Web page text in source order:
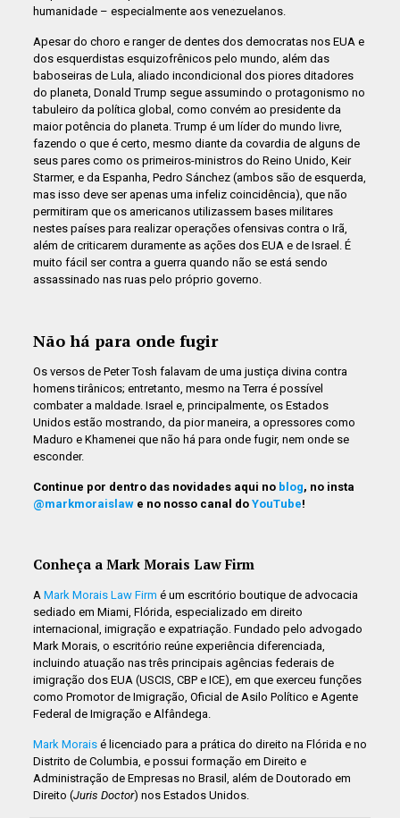
humanidade – especialmente aos venezuelanos.
Apesar do choro e ranger de dentes dos democratas nos EUA e
dos esquerdistas esquizofrênicos pelo mundo, além das
baboseiras de Lula, aliado incondicional dos piores ditadores
do planeta, Donald Trump segue assumindo o protagonismo no
tabuleiro da política global, como convém ao presidente da
maior potência do planeta. Trump é um líder do mundo livre,
fazendo o que é certo, mesmo diante da covardia de alguns de
seus pares como os primeiros-ministros do Reino Unido, Keir
Starmer, e da Espanha, Pedro Sánchez (ambos são de esquerda,
mas isso deve ser apenas uma infeliz coincidência), que não
permitiram que os americanos utilizassem bases militares
nestes países para realizar operações ofensivas contra o Irã,
além de criticarem duramente as ações dos EUA e de Israel. É
muito fácil ser contra a guerra quando não se está sendo
assassinado nas ruas pelo próprio governo.
Não há para onde fugir
Os versos de Peter Tosh falavam de uma justiça divina contra
homens tirânicos; entretanto, mesmo na Terra é possível
combater a maldade. Israel e, principalmente, os Estados
Unidos estão mostrando, da pior maneira, a opressores como
Maduro e Khamenei que não há para onde fugir, nem onde se
esconder.
Continue por dentro das novidades aqui no blog, no insta
@markmoraislawe no nosso canal do YouTube!
Conheça a Mark Morais Law Firm
A Mark Morais Law Firm é um escritório boutique de advocacia
sediado em Miami, Flórida, especializado em direito
internacional, imigração e expatriação. Fundado pelo advogado
Mark Morais, o escritório reúne experiência diferenciada,
incluindo atuação nas três principais agências federais de
imigração dos EUA (USCIS, CBP e ICE), em que exerceu funções
como Promotor de Imigração, Oficial de Asilo Político e Agente
Federal de Imigração e Alfândega.
Mark Moraisé licenciado para a prática do direito na Flórida e no
Distrito de Columbia, e possui formação em Direito e
Administração de Empresas no Brasil, além de Doutorado em
Direito (Juris Doctor) nos Estados Unidos.